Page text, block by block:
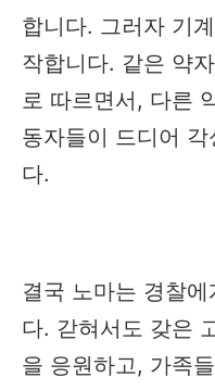
합니다. 그러자 기
작합니다. 같은 약
로 따르면서, 다른
동자들이 드디어
다.
결국 노마는 경찰
다. 갇혀서도 갖은
을 응원하고, 가족